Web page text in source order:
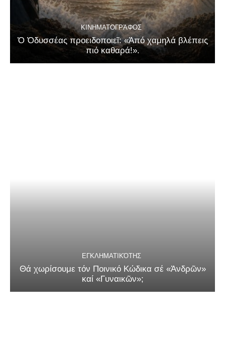
ΚΙΝΗΜΑΤΟΓΡΆΦΟΣ
Ὁ Ὀδυσσέας προειδοποιεῖ: «Ἀπό χαμηλά βλέπεις
πιό καθαρά!».
ΕΓΚΛΗΜΑΤΙΚΌΤΗΣ
Θά χωρίσουμε τόν Ποινικό Κώδικα σέ «Ἀνδρῶν»
καί «Γυναικῶν»;